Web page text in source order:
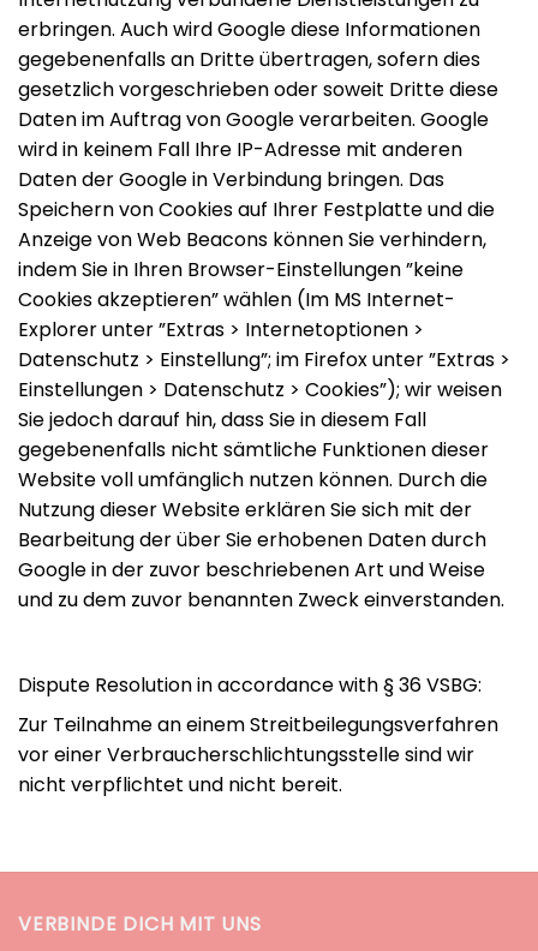
erbringen. Auch wird Google diese Informationen
gegebenenfalls an Dritte übertragen, sofern dies
gesetzlich vorgeschrieben oder soweit Dritte diese
Daten im Auftrag von Google verarbeiten. Google
wird in keinem Fall Ihre IP-Adresse mit anderen
Daten der Google in Verbindung bringen. Das
Speichern von Cookies auf Ihrer Festplatte und die
Anzeige von Web Beacons können Sie verhindern,
indem Sie in Ihren Browser-Einstellungen ”keine
Cookies akzeptieren” wählen (Im MS Internet-
Explorer unter ”Extras > Internetoptionen >
Datenschutz > Einstellung”; im Firefox unter ”Extras >
Einstellungen > Datenschutz > Cookies”); wir weisen
Sie jedoch darauf hin, dass Sie in diesem Fall
gegebenenfalls nicht sämtliche Funktionen dieser
Website voll umfänglich nutzen können. Durch die
Nutzung dieser Website erklären Sie sich mit der
Bearbeitung der über Sie erhobenen Daten durch
Google in der zuvor beschriebenen Art und Weise
und zu dem zuvor benannten Zweck einverstanden.
Dispute Resolution in accordance with § 36 VSBG:
Zur Teilnahme an einem Streitbeilegungsverfahren
vor einer Verbraucherschlichtungsstelle sind wir
nicht verpflichtet und nicht bereit.
VERBINDE DICH MIT UNS